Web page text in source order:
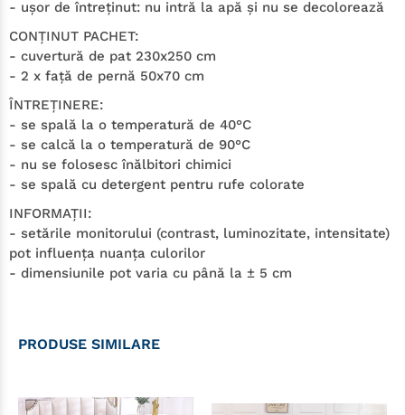
- uşor de întreţinut: nu intră la apă şi nu se decolorează
CONŢINUT PACHET:
- cuvertură de pat 230x250 cm
- 2 x faţă de pernă 50x70 cm
ÎNTREŢINERE:
- se spală la o temperatură de 40°C
- se calcă la o temperatură de 90°C
- nu se folosesc înălbitori chimici
- se spală cu detergent pentru rufe colorate
INFORMAŢII:
- setările monitorului (contrast, luminozitate, intensitate)
pot influenţa nuanţa culorilor
- dimensiunile pot varia cu până la ± 5 cm
PRODUSE SIMILARE